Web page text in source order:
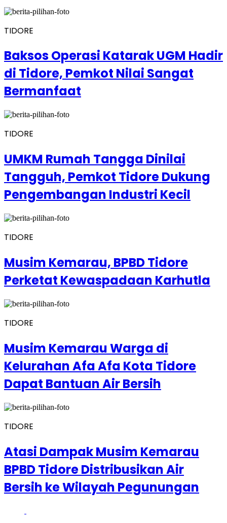
TIDORE
Baksos Operasi Katarak UGM Hadir
di Tidore, Pemkot Nilai Sangat
Bermanfaat
TIDORE
UMKM Rumah Tangga Dinilai
Tangguh, Pemkot Tidore Dukung
Pengembangan Industri Kecil
TIDORE
Musim Kemarau, BPBD Tidore
Perketat Kewaspadaan Karhutla
TIDORE
Musim Kemarau Warga di
Kelurahan Afa Afa Kota Tidore
Dapat Bantuan Air Bersih
TIDORE
Atasi Dampak Musim Kemarau
BPBD Tidore Distribusikan Air
Bersih ke Wilayah Pegunungan